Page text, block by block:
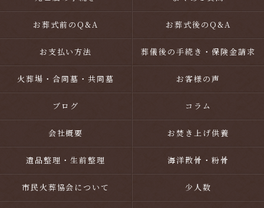
お葬式前のQ&A お葬式後のQ&A
お支払い方法 葬儀後の手続き・保険金請求
火葬場・合同墓・共同墓 お客様の声
ブログ コラム
会社概要 お焚き上げ供養
遺品整理・生前整理 海洋散骨・粉骨
市民火葬協会について 少人数